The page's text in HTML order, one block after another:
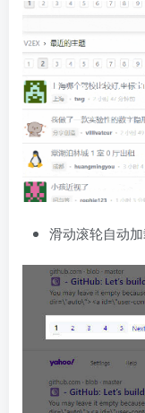
滑动滚轮自动